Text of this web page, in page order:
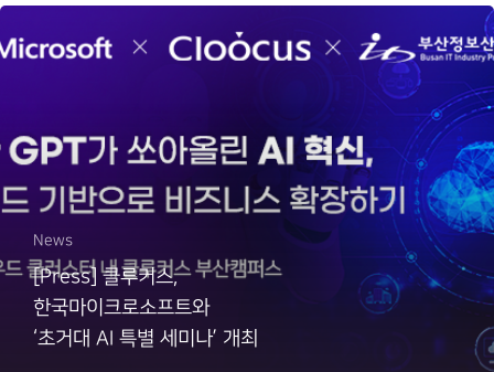
News
[Press] 클루커스,
한국마이크로소프트와
‘초거대 AI 특별 세미나’ 개최